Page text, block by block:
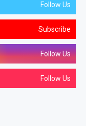
Follow Us
Subscribe
Follow Us
Follow Us